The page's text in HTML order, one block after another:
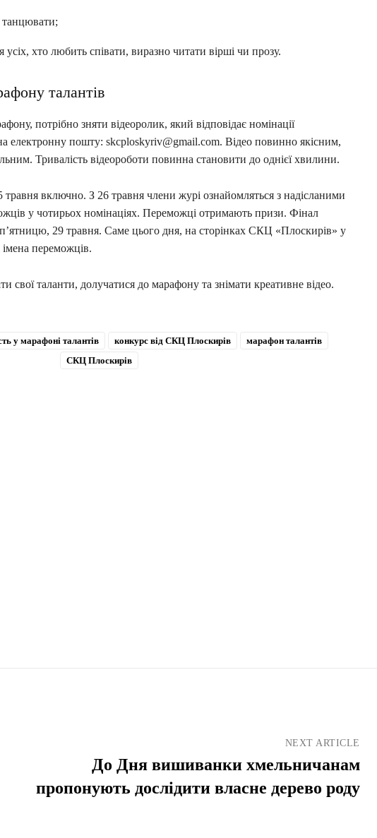
хто любить співати, виразно читати вірші чи прозу.
талантів
потрібно зняти відеоролик, який відповідає номінації
електронну пошту: skcploskyriv@gmail.com. Відео повинно якісним,
Тривалість відеороботи повинна становити до однієї хвилини.
включно. З 26 травня члени журі ознайомляться з надісланими
у чотирьох номінаціях. Переможці отримають призи. Фінал
п’ятницю, 29 травня. Саме цього дня, на сторінках СКЦ «Плоскирів» у
імена переможців.
свої таланти, долучатися до марафону та знімати креативне відео.
у марафоні талантів конкурс від СКЦ Плоскирів
марафон талантів
СКЦ Плоскирів
NEXT ARTICLE
До Дня вишиванки хмельничанам
пропонують дослідити власне дерево роду